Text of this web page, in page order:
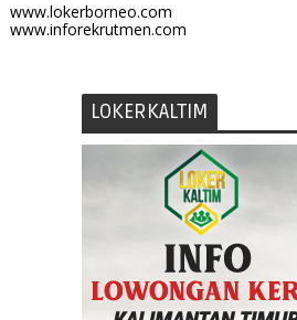
www.lokerborneo.com
www.inforekrutmen.com
LOKERKALTIM